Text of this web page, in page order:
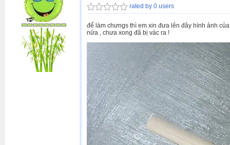
rated by 0 users
để làm chưngs thì em xin đưa lên đây hình ảnh
nửa , chưa xong đã bị vác ra !